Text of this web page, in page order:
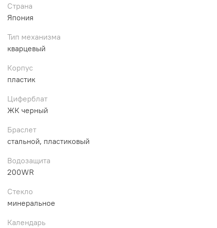
Страна
Япония
Тип механизма
кварцевый
Корпус
пластик
Циферблат
ЖК черный
Браслет
стальной, пластиковый
Водозащита
200WR
Стекло
минеральное
Календарь